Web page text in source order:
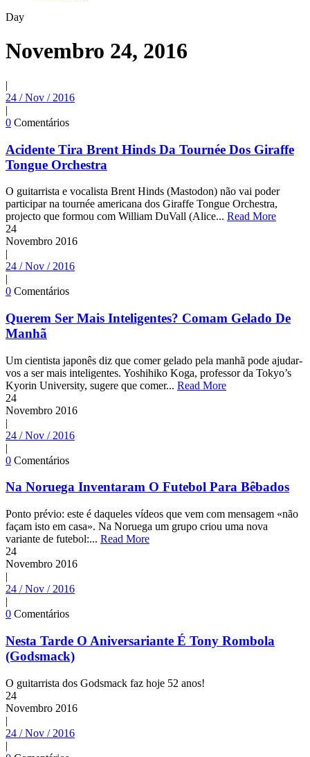
Day
Novembro 24, 2016
|
24 / Nov / 2016
|
0 Comentários
Acidente Tira Brent Hinds Da Tournée Dos Giraffe
Tongue Orchestra
O guitarrista e vocalista Brent Hinds (Mastodon) não vai poder
participar na tournée americana dos Giraffe Tongue Orchestra,
projecto que formou com William DuVall (Alice... Read More
24
Novembro 2016
|
24 / Nov / 2016
|
0 Comentários
Querem Ser Mais Inteligentes? Comam Gelado De
Manhã
Um cientista japonês diz que comer gelado pela manhã pode ajudar-
vos a ser mais inteligentes. Yoshihiko Koga, professor da Tokyo’s
Kyorin University, sugere que comer... Read More
24
Novembro 2016
|
24 / Nov / 2016
|
0 Comentários
Na Noruega Inventaram O Futebol Para Bêbados
Ponto prévio: este é daqueles vídeos que vem com mensagem «não
façam isto em casa». Na Noruega um grupo criou uma nova
variante de futebol:... Read More
24
Novembro 2016
|
24 / Nov / 2016
|
0 Comentários
Nesta Tarde O Aniversariante É Tony Rombola
(Godsmack)
O guitarrista dos Godsmack faz hoje 52 anos!
24
Novembro 2016
|
24 / Nov / 2016
|